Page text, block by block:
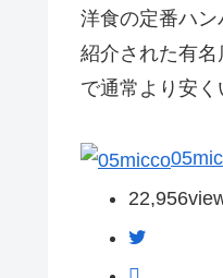
洋食の定番ハ
紹介された有
で通常より安く
22,956